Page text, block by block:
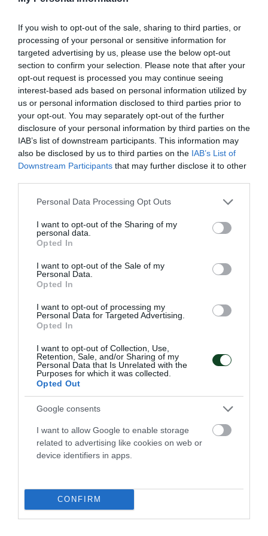
If you wish to opt-out of the sale, sharing to third parties, or
processing of your personal or sensitive information for
targeted advertising by us, please use the below opt-out
section to confirm your selection. Please note that after your
opt-out request is processed you may continue seeing
interest-based ads based on personal information utilized by
us or personal information disclosed to third parties prior to
your opt-out. You may separately opt-out of the further
disclosure of your personal information by third parties on the
IAB’s list of downstream participants. This information may
also be disclosed by us to third parties on the IAB’s List of
Downstream Participants that may further disclose it to other
Please note that this website/app uses one or more Google
not limited to your visit or usage behaviour. You may click to
grant or deny consent to Google and its third-party tags to
use your data for below specified purposes in below Google
consent section.
Personal Data Processing Opt Outs
I want to opt-out of the Sharing of my
personal data.
Opted In
I want to opt-out of the Sale of my
Personal Data.
Opted In
I want to opt-out of processing my
Personal Data for Targeted Advertising.
Opted In
I want to opt-out of Collection, Use,
Retention, Sale, and/or Sharing of my
Personal Data that Is Unrelated with the
Purposes for which it was collected.
Opted Out
Google consents
I want to allow Google to enable storage
related to advertising like cookies on web or
device identifiers in apps.
CONFIRM
Εγγραφές στην ακαδημία
μπάσκετ του Παναθηναϊκού 2026-
27
Η νέα αγωνιστική σεζόν πλησιάζει και η Ακαδημία του
Παναθηναϊκού στη Λεωφόρο ανοίγει τις πόρτες της για
ΑΚΑΔΗΜΙΑ ΚΑΛΑΘΟΣΦΑΙΡΙΣΗΣ
Δύο στα δύο η Εθνική Νέων
γυναικών
Η Εθνική ομάδα μπάσκετ Νέων γυναικών πανηγύρισε τη
δεύτερη νίκη στο ευρωπαϊκό πρωτάθλημα δεύτερης
κατηγορίας.